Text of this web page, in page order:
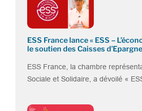
ESS France lance « ESS –
le soutien des Caisses d’Epargne
ESS France, la chambre
Sociale et Solidaire, a dévoilé «